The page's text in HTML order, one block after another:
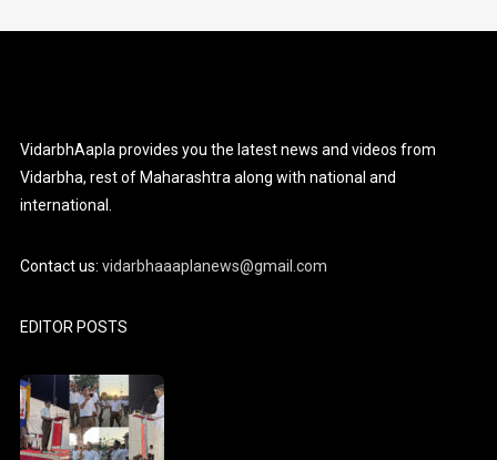
VidarbhAapla provides you the latest news and videos from
Vidarbha, rest of Maharashtra along with national and
international.
Contact us:vidarbhaaaplanews@gmail.com
EDITOR POSTS